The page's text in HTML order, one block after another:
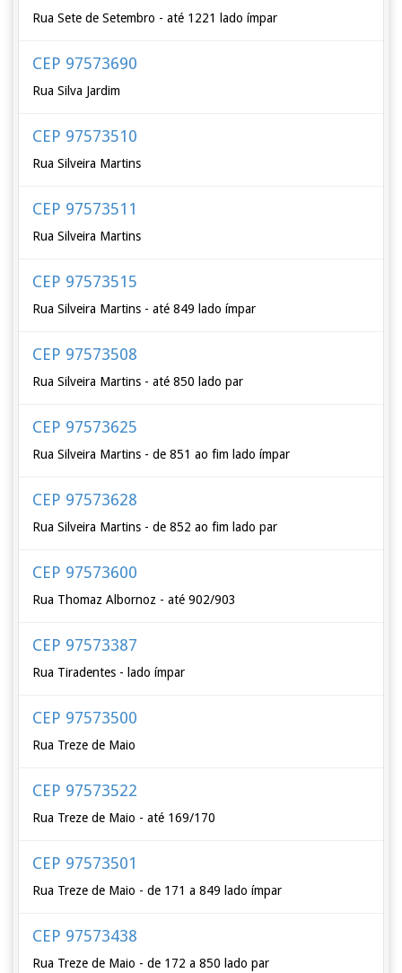
Rua Sete de Setembro - até 1221 lado ímpar
CEP 97573690
Rua Silva Jardim
CEP 97573510
Rua Silveira Martins
CEP 97573511
Rua Silveira Martins
CEP 97573515
Rua Silveira Martins - até 849 lado ímpar
CEP 97573508
Rua Silveira Martins - até 850 lado par
CEP 97573625
Rua Silveira Martins - de 851 ao fim lado ímpar
CEP 97573628
Rua Silveira Martins - de 852 ao fim lado par
CEP 97573600
Rua Thomaz Albornoz - até 902/903
CEP 97573387
Rua Tiradentes - lado ímpar
CEP 97573500
Rua Treze de Maio
CEP 97573522
Rua Treze de Maio - até 169/170
CEP 97573501
Rua Treze de Maio - de 171 a 849 lado ímpar
CEP 97573438
Rua Treze de Maio - de 172 a 850 lado par